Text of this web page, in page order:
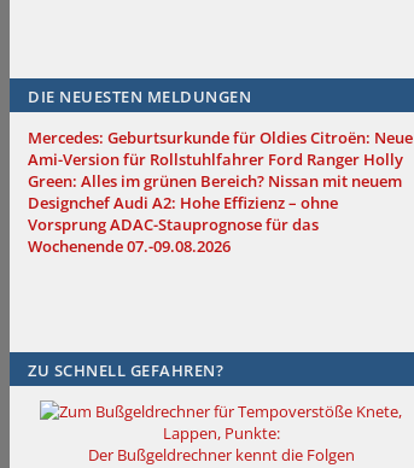
DIE NEUESTEN MELDUNGEN
Mercedes: Geburtsurkunde für OldiesCitroën: Neue
Ami-Version für Rollstuhlfahrer Ford Ranger Holly
Green: Alles im grünen Bereich? Nissan mit neuem
DesignchefAudi A2: Hohe Effizienz – ohne
VorsprungADAC-Stauprognose für das
Wochenende 07.-09.08.2026
ZU SCHNELL GEFAHREN?
Knete,
Lappen, Punkte:
Der Bußgeldrechner kennt die Folgen